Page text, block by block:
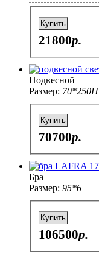
Купить
21800p.
Подвесной
Размер: 70*250H
Купить
70700p.
Бра
Размер: 95*6
Купить
106500p.